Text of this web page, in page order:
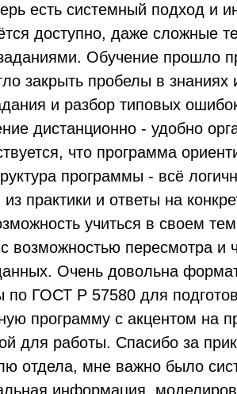
есть системный подход и
доступно, даже сложные
Обучение прошло
закрыть пробелы в
и разбор типовых
дистанционно - удобно
что программа
программы - всё
практики и ответы на
учиться в своем
возможностью пересмотра и
Очень довольна
по ГОСТ Р 57580 для
программу с акцентом на
для работы. Спасибо за
отдела, мне важно было
информация,